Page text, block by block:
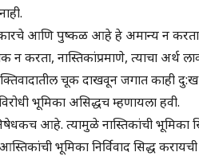
आणि पुष्कळ आहे हे अमान्य न
नास्तिकांप्रमाणे, त्याचा अर्थ
चूक दाखवून जगात
भूमिका असिद्धच म्हणायला हवी.
आहे. त्यामुळे नास्तिकांची भूमिका
भूमिका निर्विवाद सिद्ध